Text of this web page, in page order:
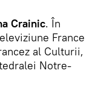
Crainic. În
France
al Culturii,
Notre-